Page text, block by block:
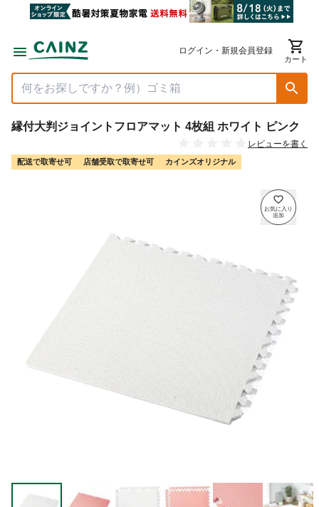
ログイン・新規会員登録
カート
縁付大判ジョイントフロアマット 4枚組 ホワイト ピンク
レビューを書く
配送で取寄せ可 店舗受取で取寄せ可 カインズオリジナル